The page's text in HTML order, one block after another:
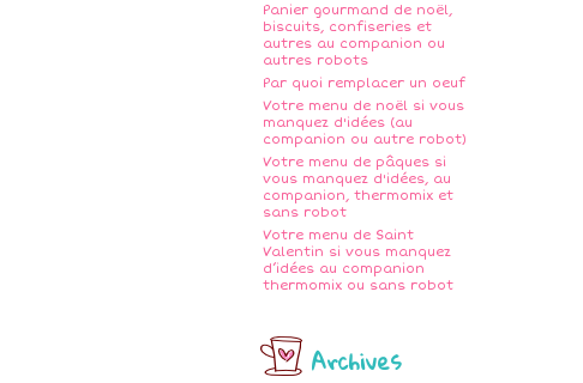
Panier gourmand de noël,
biscuits, confiseries et
autres au companion ou
autres robots
Par quoi remplacer un oeuf
Votre menu de noël si vous
manquez d'idées (au
companion ou autre robot)
Votre menu de pâques si
vous manquez d'idées, au
companion, thermomix et
sans robot
Votre menu de Saint
Valentin si vous manquez
d’idées au companion
thermomix ou sans robot
Archives